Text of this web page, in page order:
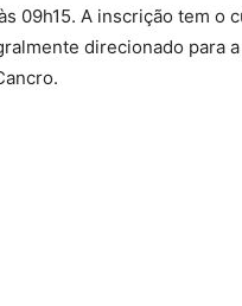
09h15. A inscrição tem o
direcionado para